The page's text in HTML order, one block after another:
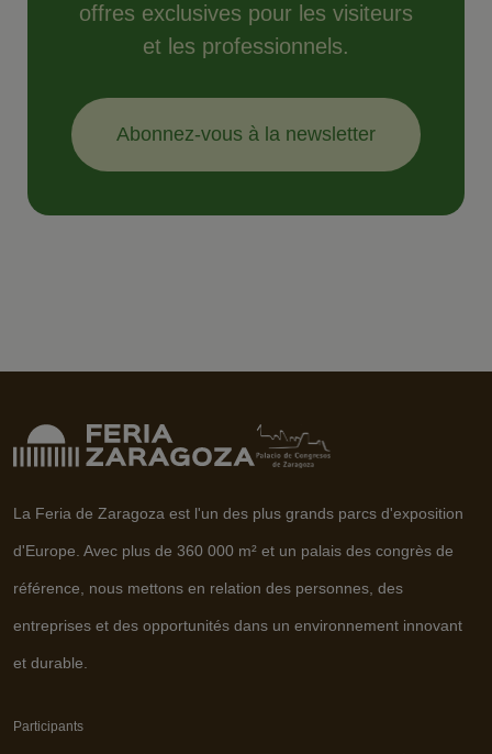
offres exclusives pour les visiteurs
et les professionnels.
Abonnez-vous à la newsletter
La Feria de Zaragoza est l'un des plus grands parcs d'exposition
d'Europe. Avec plus de 360 000 m² et un palais des congrès de
référence, nous mettons en relation des personnes, des
entreprises et des opportunités dans un environnement innovant
et durable.
Participants